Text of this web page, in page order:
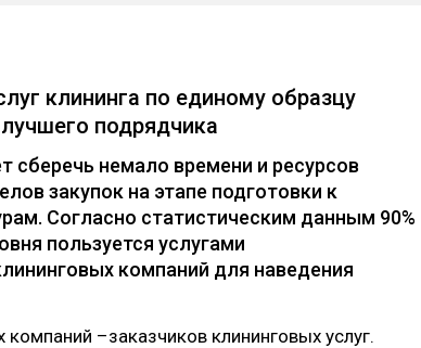
клининга по единому образцу
подрядчика
немало времени и ресурсов
закупок на этапе подготовки к
Согласно статистическим данным 90%
пользуется услугами
компаний для наведения
–заказчиков клининговых услуг.